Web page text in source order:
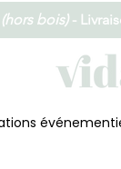
(hors bois)-